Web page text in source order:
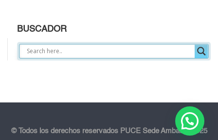
BUSCADOR
© Todos los derechos reservados PUCE Sede Ambato - 2025